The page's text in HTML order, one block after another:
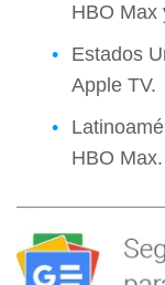
HBO Max
Estados
Apple TV.
HBO Max.